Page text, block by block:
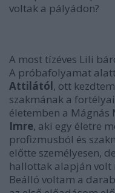
voltak a pályádon?
A most tízéves Lili
A próbafolyamat
Attilától, ott
szakmának a
életemben a Mágnás
Imre, aki egy életre
profizmusból és
előtte személyesen,
hallottak alapján volt
Beálló voltam a